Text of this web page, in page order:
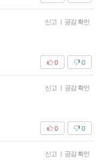
신고 | 공감 확인
0
0
신고 | 공감 확인
0
0
신고 | 공감 확인